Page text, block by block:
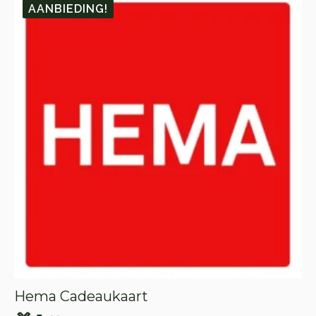
AANBIEDING!
Hema Cadeaukaart